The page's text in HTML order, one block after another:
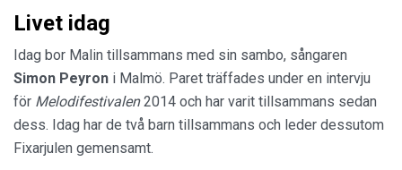
Livet idag
Idag bor Malin tillsammans med sin sambo, sångaren
Simon Peyron i Malmö. Paret träffades under en intervju
för Melodifestivalen2014 och har varit tillsammans sedan
dess. Idag har de två barn tillsammans och leder dessutom
Fixarjulen gemensamt.